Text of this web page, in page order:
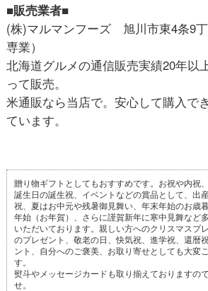
■販売業者■
(株)マルマンフーズ 旭川市東4条9
専業）
北海道グルメの通信販売実績20年以
って販売。
米通販なら当店で。安心して購入で
ています。
贈り物ギフトとしてもおすすめです。お祝や内祝
誕生日の誕生祝、イベントなどの賞品として、出
祝、夏はお中元や残暑御見舞い、年末年始のお歳
年始（お年賀）、さらに謹賀新年に寒中見舞など
いただいております。親しい方へのクリスマスプ
のプレゼント、敬老の日、快気祝、進学祝、還暦
ント、自分へのご褒美、お取り寄せとしても大変
す。
熨斗やメッセージカードも取り揃えておりますの
せ。